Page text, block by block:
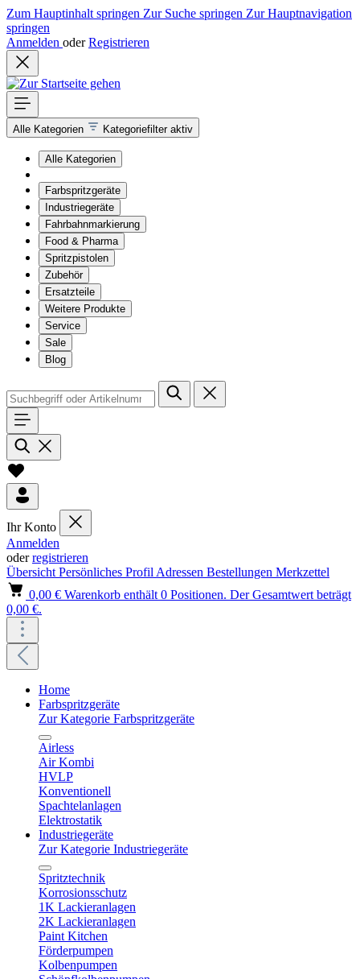
Zum Hauptinhalt springen Zur Suche springen Zur Hauptnavigation
springen
Anmelden oder Registrieren
Alle Kategorien Kategoriefilter aktiv
Alle Kategorien
Farbspritzgeräte
Industriegeräte
Fahrbahnmarkierung
Food & Pharma
Spritzpistolen
Zubehör
Ersatzteile
Weitere Produkte
Service
Sale
Blog
Ihr Konto
Anmelden
oderregistrieren
Übersicht Persönliches Profil Adressen Bestellungen Merkzettel
0,00 € Warenkorb enthält 0 Positionen. Der Gesamtwert beträgt
0,00 €.
Home
Farbspritzgeräte
Zur Kategorie Farbspritzgeräte
Airless
Air Kombi
HVLP
Konventionell
Spachtelanlagen
Elektrostatik
Industriegeräte
Zur Kategorie Industriegeräte
Spritztechnik
Korrosionsschutz
1K Lackieranlagen
2K Lackieranlagen
Paint Kitchen
Förderpumpen
Kolbenpumpen